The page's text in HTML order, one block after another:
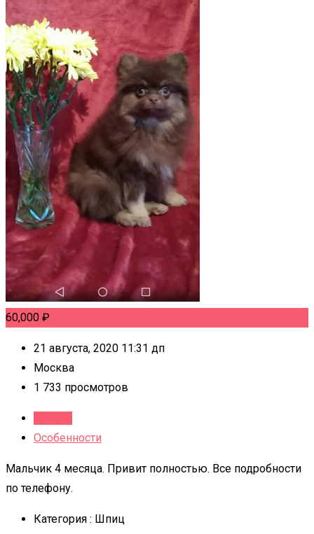
60,000 ₽
21 августа, 2020 11:31 дп
Москва
1 733 просмотров
Особенности
Мальчик 4 месяца. Привит полностью. Все подробности
по телефону.
Категория : Шпиц